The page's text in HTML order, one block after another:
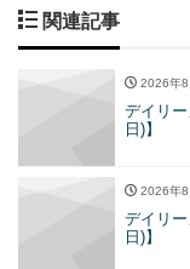
関連記事
2026年8
デイリ
日)】
2026年8
デイリ
日)】